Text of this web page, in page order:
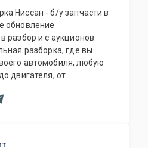
Ниссан - б/у запчасти в
обновление
разбор и с аукционов.
разборка, где вы
автомобиля, любую
проводки. Наши